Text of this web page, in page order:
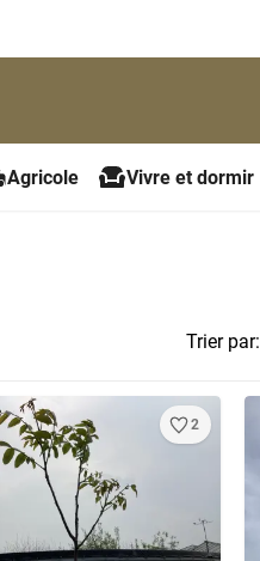
Agricole Vivre et dormir
Trier par:
2